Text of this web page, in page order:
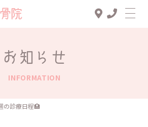
診療メニュー
スタッフ一覧
お知らせ
INFORMATION
の診療日程🏥